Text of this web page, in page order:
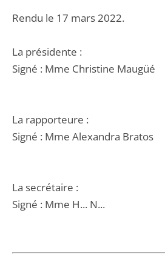
Rendu le 17 mars 2022.
La présidente :
Signé : Mme Christine Maugüé
La rapporteure :
Signé : Mme Alexandra Bratos
La secrétaire :
Signé : Mme H... N...